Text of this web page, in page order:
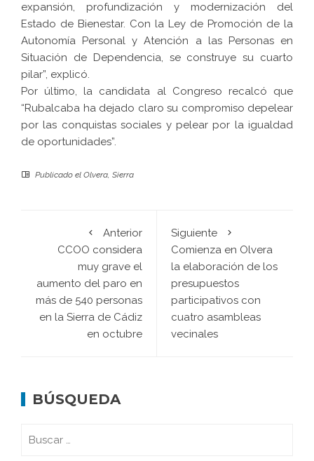
expansión, profundización y modernización del
Estado de Bienestar. Con la Ley de Promoción de la
Autonomía Personal y Atención a las Personas en
Situación de Dependencia, se construye su cuarto
pilar”, explicó.
Por último, la candidata al Congreso recalcó que
“Rubalcaba ha dejado claro su compromiso depelear
por las conquistas sociales y pelear por la igualdad
de oportunidades”.
Publicado el Olvera, Sierra
Anterior
CCOO considera
muy grave el
aumento del paro en
más de 540 personas
en la Sierra de Cádiz
en octubre
Siguiente
Comienza en Olvera
la elaboración de los
presupuestos
participativos con
cuatro asambleas
vecinales
BÚSQUEDA